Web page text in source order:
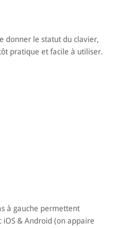
donner le statut du clavier,
pratique et facile à utiliser.
à gauche permettent
iOS & Android (on appaire